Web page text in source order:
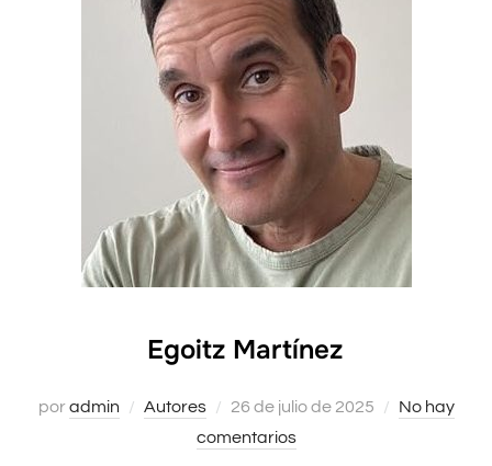
Egoitz Martínez
poradmin Autores
Publicado
el
26 de julio de 2025
No hay
comentarios